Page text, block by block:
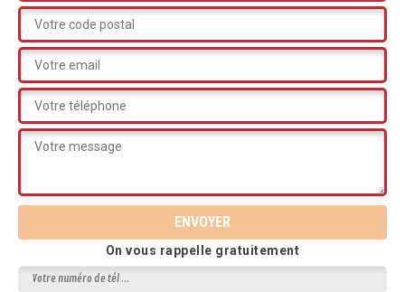
On vous rappelle gratuitement